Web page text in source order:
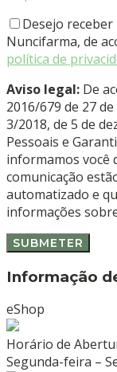
Desejo
Nuncifarma, de
política de
Aviso legal: De
2016/679 de 27
3/2018, de 5 de
Pessoais e
informamos você
comunicação
automatizado e
informações
Informação
eShop
Horário de
Segunda-feira –